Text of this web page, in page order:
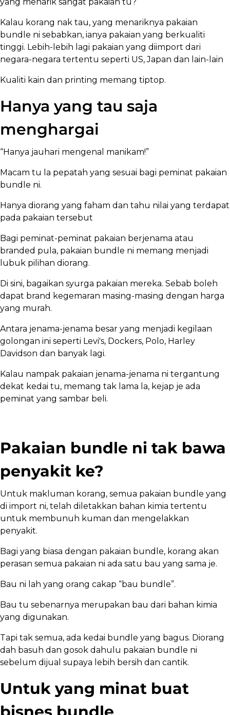
Kalau korang nak tau, yang menariknya pakaian
bundle ni sebabkan, ianya pakaian yang berkualiti
tinggi. Lebih-lebih lagi pakaian yang diimport dari
negara-negara tertentu seperti US, Japan dan lain-lain
Kualiti kain dan printing memang tiptop.
Hanya yang tau saja
menghargai
“Hanya jauhari mengenal manikam!”
Macam tu la pepatah yang sesuai bagi peminat pakaian
bundle ni.
Hanya diorang yang faham dan tahu nilai yang terdapat
pada pakaian tersebut
Bagi peminat-peminat pakaian berjenama atau
branded pula, pakaian bundle ni memang menjadi
lubuk pilihan diorang.
Di sini, bagaikan syurga pakaian mereka. Sebab boleh
dapat brand kegemaran masing-masing dengan harga
yang murah.
Antara jenama-jenama besar yang menjadi kegilaan
golongan ini seperti Levi's, Dockers, Polo, Harley
Davidson dan banyak lagi.
Kalau nampak pakaian jenama-jenama ni tergantung
dekat kedai tu, memang tak lama la, kejap je ada
peminat yang sambar beli.
Pakaian bundle ni tak bawa
penyakit ke?
Untuk makluman korang, semua pakaian bundle yang
di import ni, telah diletakkan bahan kimia tertentu
untuk membunuh kuman dan mengelakkan
penyakit.
Bagi yang biasa dengan pakaian bundle, korang akan
perasan semua pakaian ni ada satu bau yang sama je.
Bau ni lah yang orang cakap “bau bundle”.
Bau tu sebenarnya merupakan bau dari bahan kimia
yang digunakan.
Tapi tak semua, ada kedai bundle yang bagus. Diorang
dah basuh dan gosok dahulu pakaian bundle ni
sebelum dijual supaya lebih bersih dan cantik.
Untuk yang minat buat